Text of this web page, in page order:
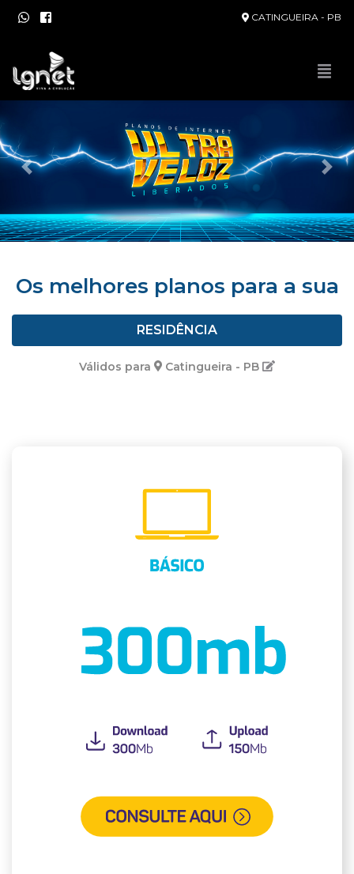
CATINGUEIRA - PB
Anerior
Os melhores planos para a sua
RESIDÊNCIA
Válidos para Catingueira - PB